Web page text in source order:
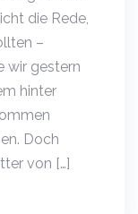
die Rede,
–
wir gestern
hinter
Doch
von […]